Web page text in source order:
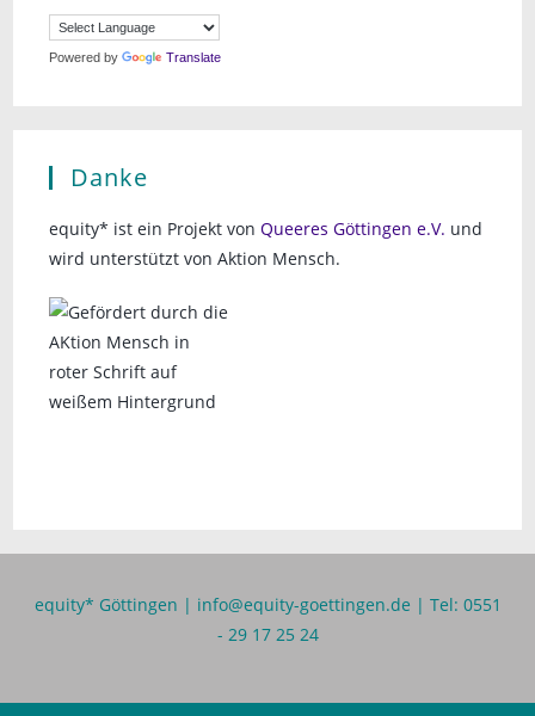
Powered by Translate
Danke
equity* ist ein Projekt vonQueeres Göttingen e.V. und
wird unterstützt von Aktion Mensch.
equity* Göttingen | info@equity-goettingen.de | Tel: 0551
- 29 17 25 24